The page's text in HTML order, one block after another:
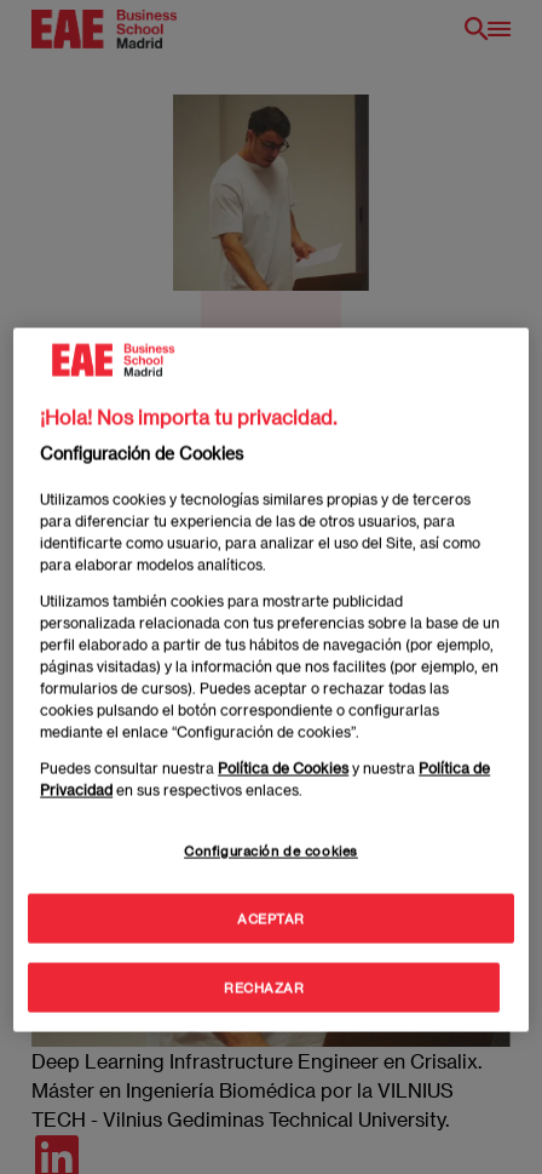
Pasar
ES
Alberto Perdomo
Deep Learning Infrastructure Engineer en Crisalix. Máster en
Ingeniería Biomédica por la VILNIUS TECH - Vilnius
Alberto Perdomo
Imagen
Deep Learning Infrastructure Engineer en Crisalix.
Máster en Ingeniería Biomédica por la VILNIUS
TECH - Vilnius Gediminas Technical University.
¡Hola! Nos importa tu privacidad.
Configuración de Cookies
Utilizamos cookies y tecnologías similares propias y de terceros
para diferenciar tu experiencia de las de otros usuarios, para
identificarte como usuario, para analizar el uso del Site, así como
para elaborar modelos analíticos.
Utilizamos también cookies para mostrarte publicidad
personalizada relacionada con tus preferencias sobre la base de un
perfil elaborado a partir de tus hábitos de navegación (por ejemplo,
páginas visitadas) y la información que nos facilites (por ejemplo, en
formularios de cursos). Puedes aceptar o rechazar todas las
cookies pulsando el botón correspondiente o configurarlas
mediante el enlace “Configuración de cookies”.
Puedes consultar nuestra Política de Cookiesy nuestra Política de
Privacidad en sus respectivos enlaces.
Configuración de cookies
RECHAZAR
ACEPTAR